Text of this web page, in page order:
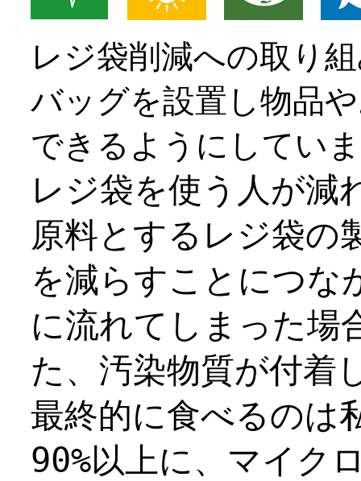
レジ袋削減への取り
バッグを設置し物品
できるようにしてい
レジ袋を使う人が減
原料とするレジ袋の
を減らすことにつな
に流れてしまった場
た、汚染物質が付着
最終的に食べるのは
90%以上に、マイク